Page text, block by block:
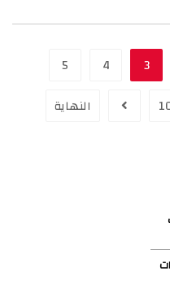
3
4
5
النهاية